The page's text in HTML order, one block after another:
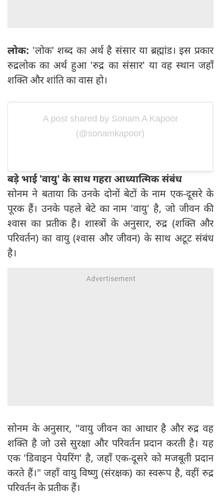
लोक: 'लोक' शब्द का अर्थ है संसार या ब्रह्मांड। इस प्रकार
रुद्रलोक का अर्थ हुआ 'रुद्र का संसार' या वह स्थान जहाँ
शक्ति और शांति का वास हो।
A post shared by Sonam A Kapoor
(@sonamkapoor)
बड़े भाई 'वायु' के साथ गहरा आध्यात्मिक संबंध
सोनम ने बताया कि उनके दोनों बेटों के नाम एक-दूसरे के
पूरक हैं। उनके पहले बेटे का नाम 'वायु' है, जो जीवन की
श्वास का प्रतीक है। शास्त्रों के अनुसार, रुद्र (शक्ति और
परिवर्तन) का वायु (श्वास और जीवन) के साथ अटूट संबंध
है।
सोनम के अनुसार, "वायु जीवन का आधार है और रुद्र वह
शक्ति है जो उसे सुरक्षा और परिवर्तन प्रदान करती है। यह
एक 'डिवाइन पेयरिंग' है, जहाँ एक-दूसरे को मजबूती प्रदान
करते हैं।" जहाँ वायु विष्णु (संरक्षक) का स्वरूप है, वहीं रुद्र
परिवर्तन के प्रतीक हैं।